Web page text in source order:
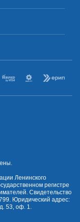
Ленинского
регистре
Свидетельство
Юридический адрес:
53, оф. 1.